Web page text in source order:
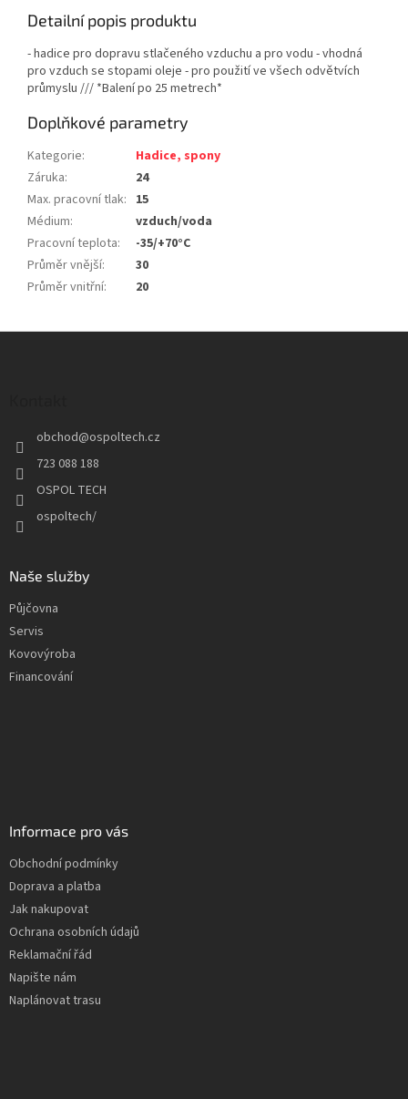
Detailní popis produktu
- hadice pro dopravu stlačeného vzduchu a pro vodu - vhodná
pro vzduch se stopami oleje - pro použití ve všech odvětvích
průmyslu /// *Balení po 25 metrech*
Doplňkové parametry
Kategorie:
Hadice, spony
Záruka:
24
Max. pracovní tlak: 15
Médium:
vzduch/voda
Pracovní teplota:
-35/+70°C
Průměr vnější:
30
Průměr vnitřní: 20
obchod@ospoltech.cz
723 088 188
OSPOL TECH
ospoltech/
Naše služby
Půjčovna
Servis
Kovovýroba
Financování
Informace pro vás
Obchodní podmínky
Doprava a platba
Jak nakupovat
Ochrana osobních údajů
Reklamační řád
Napište nám
Naplánovat trasu